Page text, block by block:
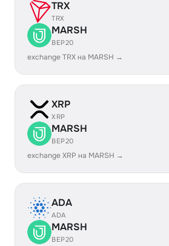
TRX
TRX
MARSH
BEP20
exchange TRX на MARSH →
XRP
XRP
MARSH
BEP20
exchange XRP на MARSH →
ADA
ADA
MARSH
BEP20